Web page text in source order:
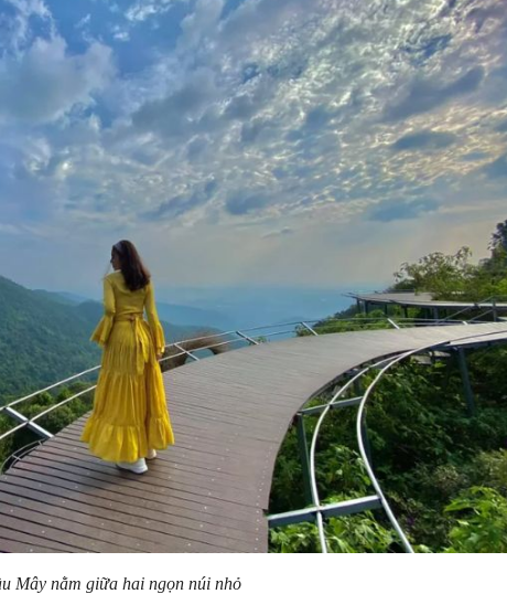
Mây nằm giữa hai ngọn núi nhỏ